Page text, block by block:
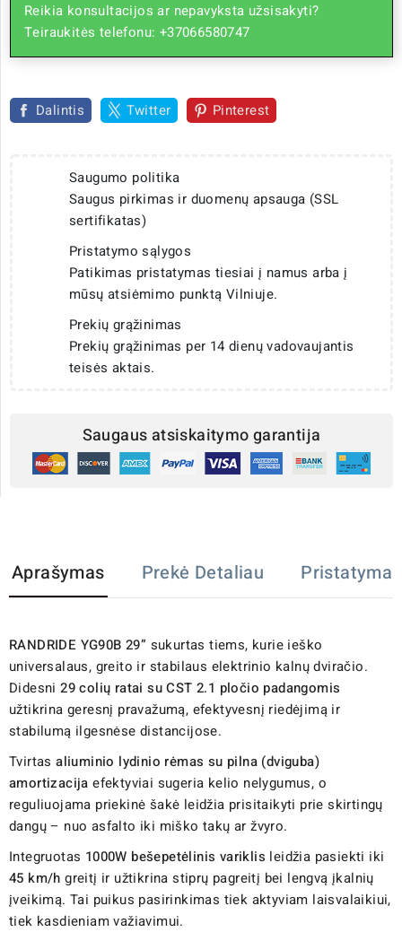
Reikia konsultacijos ar nepavyksta užsisakyti?
Teiraukitės telefonu: +37066580747
Dalintis Twitter Pinterest
Saugumo politika
Saugus pirkimas ir duomenų apsauga (SSL
sertifikatas)
Pristatymo sąlygos
Patikimas pristatymas tiesiai į namus arba į
mūsų atsiėmimo punktą Vilniuje.
Prekių grąžinimas
Prekių grąžinimas per 14 dienų vadovaujantis
teisės aktais.
Saugaus atsiskaitymo garantija
Aprašymas Prekė Detaliau Pristatymas
RANDRIDE YG90B 29” sukurtas tiems, kurie ieško
universalaus, greito ir stabilaus elektrinio kalnų dviračio.
Didesni29 colių ratai su CST 2.1 pločio padangomis
užtikrina geresnį pravažumą, efektyvesnį riedėjimą ir
stabilumą ilgesnėse distancijose.
Tvirtasaliuminio lydinio rėmas su pilna (dviguba)
amortizacija efektyviai sugeria kelio nelygumus, o
reguliuojama priekinė šakė leidžia prisitaikyti prie skirtingų
dangų – nuo asfalto iki miško takų ar žvyro.
Integruotas 1000W bešepetėlinis variklis leidžia pasiekti iki
45 km/h greitį ir užtikrina stiprų pagreitį bei lengvą įkalnių
įveikimą. Tai puikus pasirinkimas tiek aktyviam laisvalaikiui,
tiek kasdieniam važiavimui.